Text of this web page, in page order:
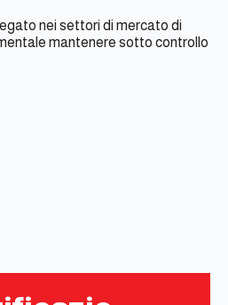
nei settori di mercato di
mantenere sotto controllo